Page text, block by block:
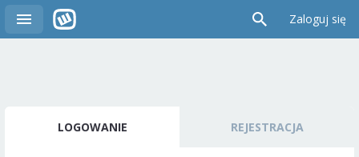
Zaloguj się
LOGOWANIE REJESTRACJA